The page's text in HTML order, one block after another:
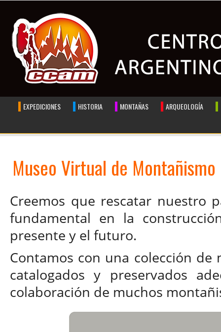
EXPEDICIONES HISTORIA MONTAÑAS ARQUEOLOGÍA
Museo Virtual de Montañismo
Creemos que rescatar nuestro
fundamental en la
presente y el futuro.
Contamos con una colección
catalogados y preservados
colaboración de muchos